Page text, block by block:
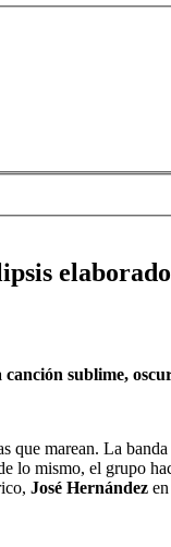
sublime,
que marean. La
lo mismo, el grupo
José Hernández